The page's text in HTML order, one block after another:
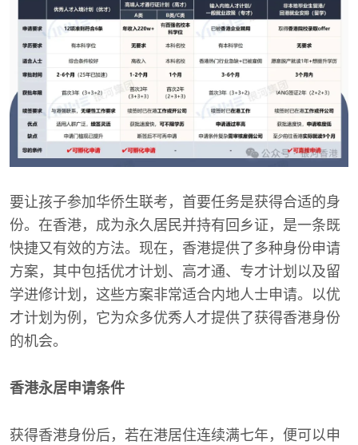
要让孩子参加华侨生联考，首要任务是获得合适的身
份。在香港，成为永久居民并持有回乡证，是一条既
快捷又有效的方法。现在，香港提供了多种身份申请
方案，其中包括优才计划、高才通、专才计划以及留
学进修计划，这些方案非常适合内地人士申请。以优
才计划为例，它为众多优秀人才提供了获得香港身份
的机会。
香港永居申请条件
获得香港身份后，若在港居住连续满七年，便可以申